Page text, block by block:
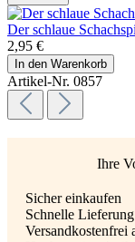
Der schlaue
2,95 €
In den Warenkorb
Artikel-Nr. 0857
Ihre
Sicher einkaufen
Schnelle Lieferung
Versandkostenfrei